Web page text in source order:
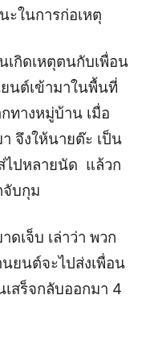
ะในการก่อเหตุ
เกิดเหตุตนกับเพื่อน
นต์เข้ามาในพื้นที่
ทางหมู่บ้าน เมื่อ
จึงให้นายต๊ะ เป็น
ไปหลายนัด แล้วก
บกุม
ดเจ็บ เล่าว่า พวก
ยนต์จะไปส่งเพื่อน
สร็จกลับออกมา 4